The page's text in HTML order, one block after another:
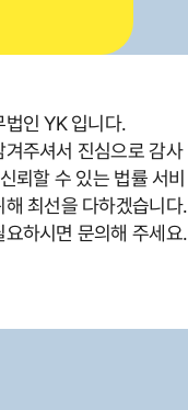
인 YK 입니다.
주셔서 진심으로 감사
뢰할 수 있는 법률 서비
최선을 다하겠습니다.
하시면 문의해 주세요.